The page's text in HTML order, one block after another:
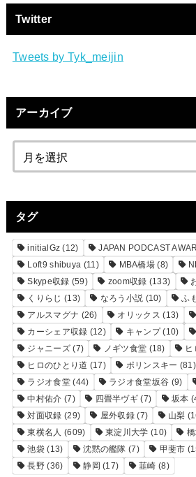
Twitter
Tweets by Tyk_meijin
アーカイブ
タグ
initialGz (12) JAPAN PODCAST
Loft9 shibuya (11) MBA橋場 (8)
Skype収録 (59) zoom収録 (133)
くりらじ (13) なろう小説 (10) ふ
アルスマグナ (26) オリックス (13)
カーシェア収録 (12) キャンプ(10)
ジャニーズ(7) ノギツ食堂 (18) ヒ
ヒロのひとり道 (17) ポリンスキー (81)
ラジオ食堂(44) ラジオ食堂坂谷 (9)
中村佑介 (7) 四畳半ヴギ (7) 坂本
対面収録 (29) 屋外収録 (7) 山梨
東横名人 (609) 東淀川大学 (10)
池袋 (13) 沈黙の艦隊 (7) 甲斐市
長野 (36) 静岡 (17) 韮崎 (8)